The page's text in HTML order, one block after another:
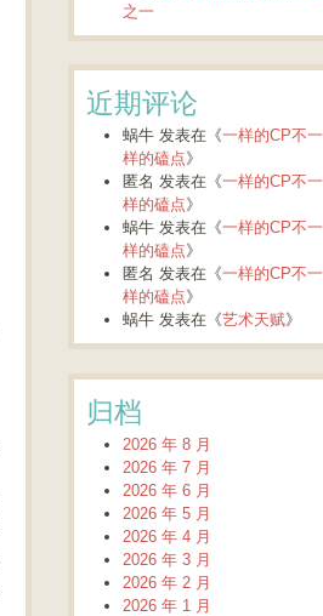
之一
近期评论
蜗牛 发表在《一样的CP不一
样的磕点》
匿名 发表在《一样的CP不一
样的磕点》
蜗牛 发表在《一样的CP不一
样的磕点》
匿名 发表在《一样的CP不一
样的磕点》
蜗牛 发表在《艺术天赋》
归档
2026 年 8 月
2026 年 7 月
2026 年 6 月
2026 年 5 月
2026 年 4 月
2026 年 3 月
2026 年 2 月
2026 年 1 月